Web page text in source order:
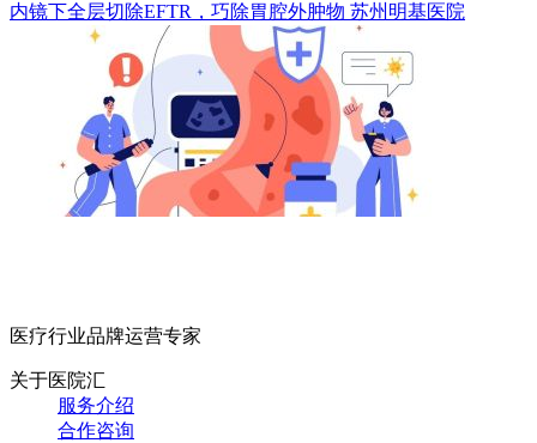
内镜下全层切除EFTR，巧除胃腔外肿物 苏州明基医院
医疗行业品牌运营专家
关于医院汇
服务介绍
合作咨询